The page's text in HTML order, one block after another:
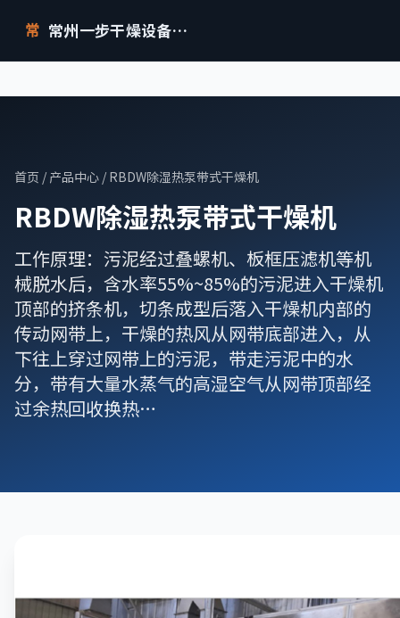
常 常州一步干燥设备有限公司
首页 / 产品中心 / RBDW除湿热泵带式干燥机
RBDW除湿热泵带式干燥机
工作原理：污泥经过叠螺机、板框压滤机等机
械脱水后，含水率55%~85%的污泥进入干燥机
顶部的挤条机，切条成型后落入干燥机内部的
传动网带上，干燥的热风从网带底部进入，从
下往上穿过网带上的污泥，带走污泥中的水
分，带有大量水蒸气的高湿空气从网带顶部经
过余热回收换热…